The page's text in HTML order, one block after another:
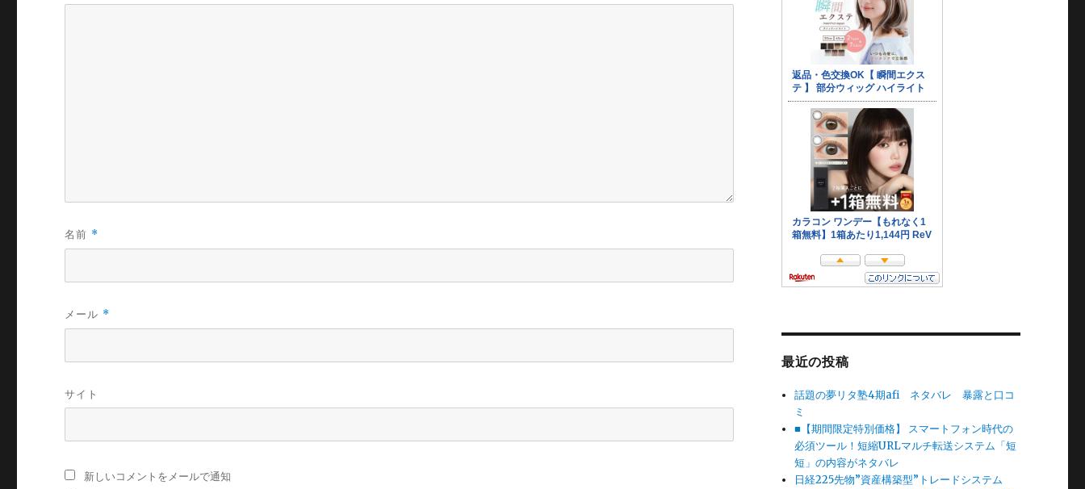
名前 *
メール *
サイト
新しいコメントをメールで通知
最近の投稿
話題の夢リタ塾4期afi ネタバレ 暴露と口コ
ミ
■【期間限定特別価格】 スマートフォン時代の
必須ツール！短縮URLマルチ転送システム「短
短」の内容がネタバレ
日経225先物”資産構築型”トレードシステム